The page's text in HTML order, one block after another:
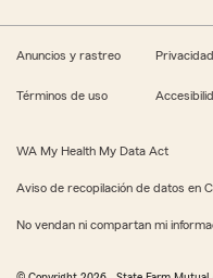
Anuncios y rastreo Privacidad
Términos de uso
WA My Health My Data Act
Aviso de recopilación de datos en
No vendan ni compartan mi